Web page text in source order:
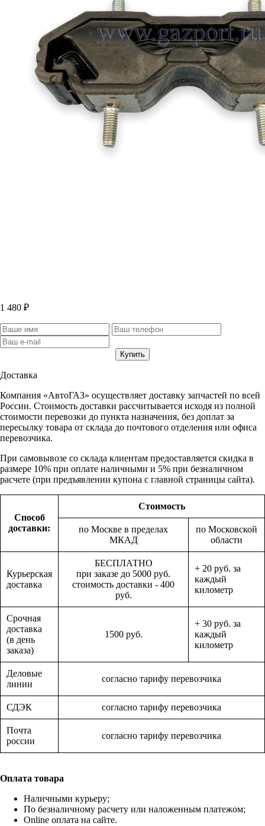
1 480 ₽
Доставка
Компания «АвтоГАЗ» осуществляет доставку запчастей по всей
России. Стоимость доставки рассчитывается исходя из полной
стоимости перевозки до пункта назначения, без доплат за
пересылку товара от склада до почтового отделения или офиса
перевозчика.
При самовывозе со склада клиентам предоставляется скидка в
размере 10% при оплате наличными и 5% при безналичном
расчете (при предъявлении купона с главной страницы сайта).
Способ
доставки:
Стоимость
по Москве в пределах
МКАД
по Московской
области
Курьерская
доставка
БЕСПЛАТНО
при заказе до 5000 руб.
стоимость доставки - 400
руб.
+ 20 руб. за
каждый
километр
Срочная
доставка
(в день
заказа)
1500 руб.
+ 30 руб. за
каждый
километр
Деловые
линии
согласно тарифу перевозчика
СДЭК согласно тарифу перевозчика
Почта
россии
согласно тарифу перевозчика
Оплата товара
Наличными курьеру;
По безналичному расчету или наложенным платежом;
Online оплата на сайте.